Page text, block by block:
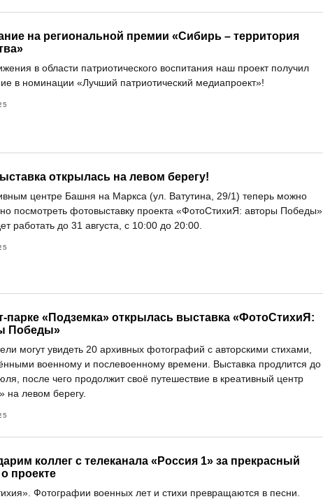
на региональной премии «Сибирь – территория
в области патриотического воспитания наш проект получил
в номинации «Лучший патриотический медиапроект»!
открылась на левом берегу!
центре Башня на Маркса (ул. Ватутина, 29/1) теперь можно
посмотреть фотовыставку проекта «ФотоСтихиЯ: авторы Победы».
работать до 31 августа, с 10:00 до 20:00.
парке «Подземка» открылась выставка «ФотоСтихиЯ:
Победы»
могут увидеть 20 архивных фотографий с авторскими стихами,
военному и послевоенному времени. Выставка продлится до
после чего продолжит своё путешествие в креативный центр
на левом берегу.
коллег с телеканала «Россия 1» за прекрасный
проекте
Фотографии военных лет и стихи превращаются в песни.